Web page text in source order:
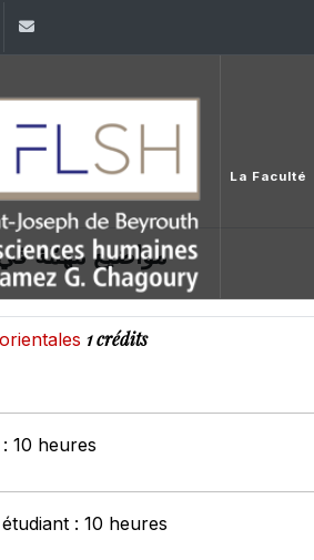
+961 (1) 421 000
La Faculté
مواضيع مهمّة في
1 crédits
10 heures
: 10 heures